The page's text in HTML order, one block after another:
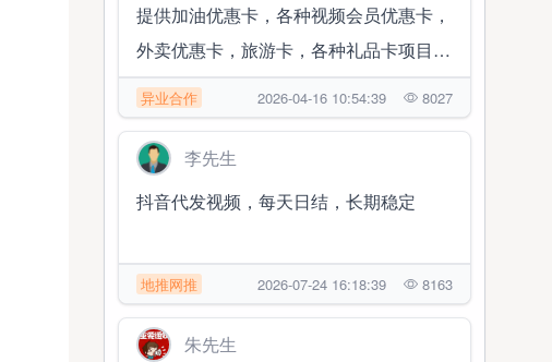
提供加油优惠卡，各种视频会员优惠卡，
外卖优惠卡，旅游卡，各种礼品卡项目，
寻找合伙
异业合作 2026-04-16 10:54:39 8027
李先生
抖音代发视频，每天日结，长期稳定
地推网推 2026-07-24 16:18:39 8163
朱先生